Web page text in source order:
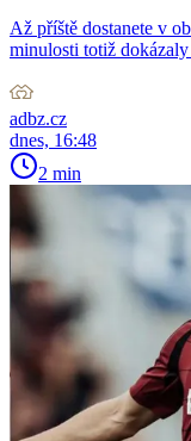
Až příště dostanete v
minulosti totiž
adbz.cz
dnes, 16:48
2 min